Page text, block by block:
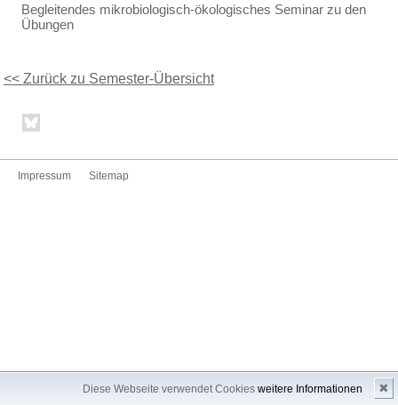
Diese Webseite verwendet Cookies weitere Informationen ✖
Begleitendes mikrobiologisch-ökologisches Seminar zu den
Übungen
<< Zurück zu Semester-Übersicht
Impressum Sitemap